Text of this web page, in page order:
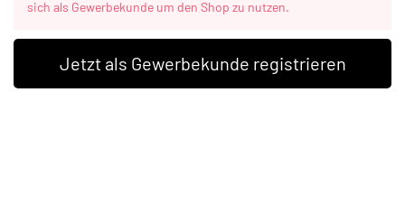
sich als Gewerbekunde um den Shop zu nutzen.
Jetzt als Gewerbekunde registrieren